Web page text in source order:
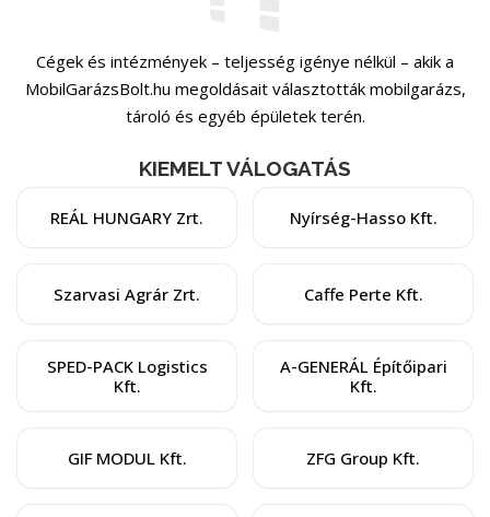
Cégek és intézmények – teljesség igénye nélkül – akik a
MobilGarázsBolt.hu megoldásait választották mobilgarázs,
tároló és egyéb épületek terén.
KIEMELT VÁLOGATÁS
REÁL HUNGARY Zrt. Nyírség-Hasso Kft.
Szarvasi Agrár Zrt. Caffe Perte Kft.
SPED-PACK Logistics
Kft.
A-GENERÁL Építőipari
Kft.
GIF MODUL Kft. ZFG Group Kft.